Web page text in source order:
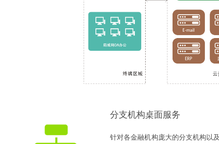
分支机构桌面服务
针对各金融机构庞大的分支机构以